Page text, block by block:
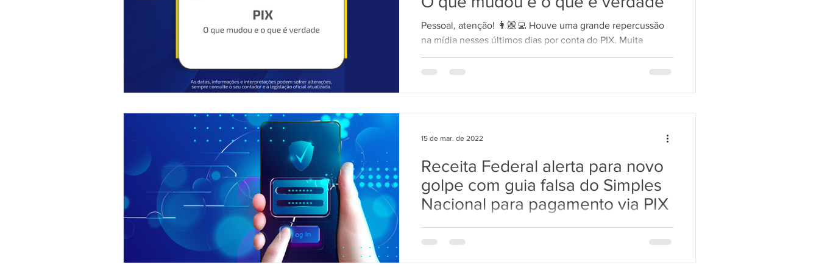
Linha Visual ÚNICO LGPD 10
Reforma Tributária
Pessoal, atenção! 👩🏼‍💻 Houve uma grande repercussão
na mídia nesses últimos dias por conta do PIX. Muita
Receita Federal alerta para novo
golpe com guia falsa do Simples
Nacional para pagamento via PIX
Espécie de guia para pagamento simulando um
Documento de Arrecadação do Simples Nacional (DAS) é
15 de mar. de 2022